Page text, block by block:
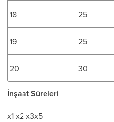
18 25
19 25
20 30
İnşaat Süreleri
x1 x2 x3x5